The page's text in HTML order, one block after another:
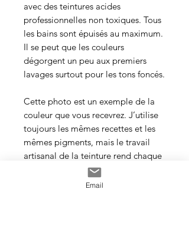
avec des teintures acides
professionnelles non toxiques. Tous
les bains sont épuisés au maximum.
Il se peut que les couleurs
dégorgent un peu aux premiers
lavages surtout pour les tons foncés.
Cette photo est un exemple de la
couleur que vous recevrez. J’utilise
toujours les mêmes recettes et les
mêmes pigments, mais le travail
artisanal de la teinture rend chaque
écheveau unique, les couleurs
peuvent donc varier d’un bain à
Email